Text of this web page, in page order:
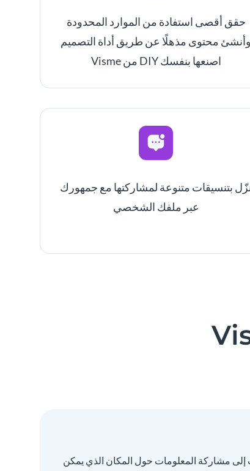
حقق أقصى استفادة من الموارد المحدودة
وأنشئ محتوى مذهلًا عن طريق أداة التصميم
اصنعها بنفسك DIY من Visme
بتنسيقات متنوعة لمشاركتها مع جمهورك
عبر ملفك الشخصي
مشاركة المعلومات حول المكان الذي يمكن